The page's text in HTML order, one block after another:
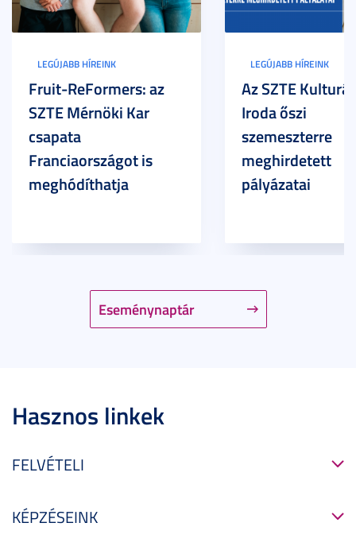
Eseménynaptár
LEGÚJABB HÍREINK
Fruit-ReFormers: az
SZTE Mérnöki Kar
csapata
Franciaországot is
meghódíthatja
LEGÚJABB HÍREINK
Az SZTE
Iroda őszi
szemeszterre
meghirdetett
pályázatai
Hasznos linkek
FELVÉTELI
KÉPZÉSEINK